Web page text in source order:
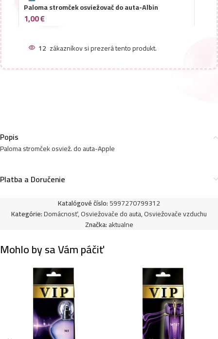
Paloma stromček osviežovač do auta-Albin
1,00€
1,00€
1,00€
Paloma stromček osviežovač do auta-Romeo
Paloma stromček osviežovač do auta-Evergreen
1,00€
Paloma stromček osviežovač do auta-Ocean
12 zákazníkov si prezerá tento produkt.
Popis
Paloma stromček osviež. do auta-Apple
Platba a Doručenie
Katalógové číslo:5997270799312
Kategórie:Domácnosť,Osviežovače do auta,Osviežovače vzduchu
Značka:aktualne
Mohlo by sa Vám páčiť